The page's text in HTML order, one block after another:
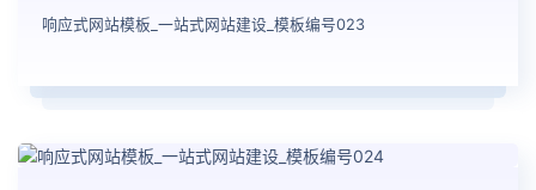
响应式网站模板_一站式网站建设_模板编号023